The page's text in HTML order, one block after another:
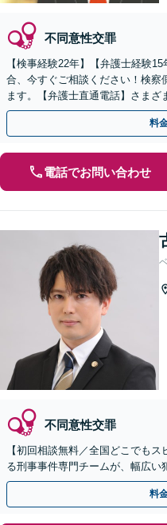
不同意性交罪
【検事経験22年】【弁護士経験
合、今すぐご相談ください！検察
ます。【弁護士直通電話】さま
【秘密厳守】【中電前電停から徒
料
電話でお問い合わせ
不同意性交罪
【初回相談無料／全国どこでも
る刑事事件専門チームが、幅広い
料